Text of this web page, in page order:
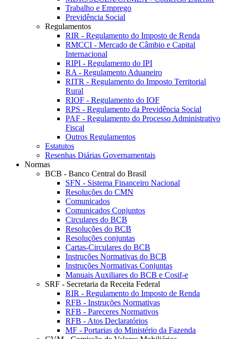
Trabalho e Emprego
Previdência Social
Regulamentos
RIR - Regulamento do Imposto de Renda
RMCCI - Mercado de Câmbio e Capital
Internacional
RIPI - Regulamento do IPI
RA - Regulamento Aduaneiro
RITR - Regulamento do Imposto Territorial
Rural
RIOF - Regulamento do IOF
RPS - Regulamento da Previdência Social
PAF - Regulamento do Processo Administrativo
Fiscal
Outros Regulamentos
Estatutos
Resenhas Diárias Governamentais
Normas
BCB - Banco Central do Brasil
SFN - Sistema Financeiro Nacional
Resoluções do CMN
Comunicados
Comunicados Conjuntos
Circulares do BCB
Resoluções do BCB
Resoluções conjuntas
Cartas-Circulares do BCB
Instruções Normativas do BCB
Instruções Normativas Conjuntas
Manuais Auxiliares do BCB e Cosif-e
SRF - Secretaria da Receita Federal
RIR - Regulamento do Imposto de Renda
RFB - Instruções Normativas
RFB - Pareceres Normativos
RFB - Atos Declaratórios
MF - Portarias do Ministério da Fazenda